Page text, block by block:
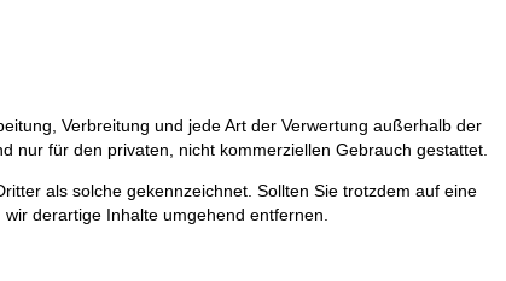
Verbreitung und jede Art der Verwertung außerhalb der
nur für den privaten, nicht kommerziellen Gebrauch gestattet.
als solche gekennzeichnet. Sollten Sie trotzdem auf eine
derartige Inhalte umgehend entfernen.